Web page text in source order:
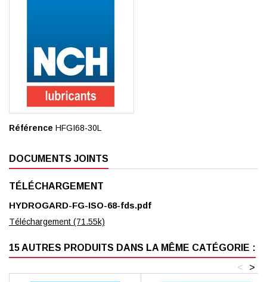
Référence HFGI68-30L
DOCUMENTS JOINTS
TÉLÉCHARGEMENT
HYDROGARD-FG-ISO-68-fds.pdf
Téléchargement (71.55k)
15 AUTRES PRODUITS DANS LA MÊME CATÉGORIE :
>
<